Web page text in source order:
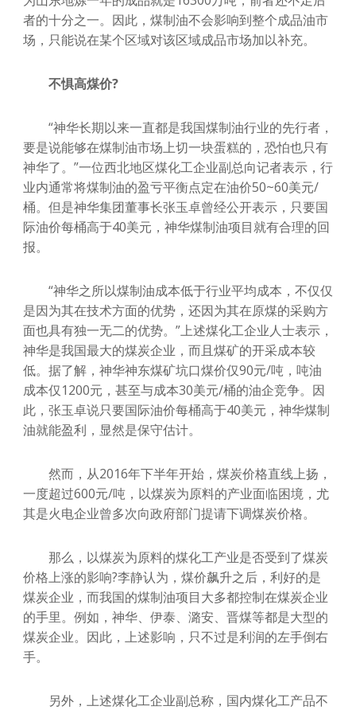
者的十分之一。因此，煤制油不会影响到整个成品油市
场，只能说在某个区域对该区域成品市场加以补充。
不惧高煤价?
“神华长期以来一直都是我国煤制油行业的先行者，
要是说能够在煤制油市场上切一块蛋糕的，恐怕也只有
神华了。”一位西北地区煤化工企业副总向记者表示，行
业内通常将煤制油的盈亏平衡点定在油价50~60美元/
桶。但是神华集团董事长张玉卓曾经公开表示，只要国
际油价每桶高于40美元，神华煤制油项目就有合理的回
报。
“神华之所以煤制油成本低于行业平均成本，不仅仅
是因为其在技术方面的优势，还因为其在原煤的采购方
面也具有独一无二的优势。”上述煤化工企业人士表示，
神华是我国最大的煤炭企业，而且煤矿的开采成本较
低。据了解，神华神东煤矿坑口煤价仅90元/吨，吨油
成本仅1200元，甚至与成本30美元/桶的油企竞争。因
此，张玉卓说只要国际油价每桶高于40美元，神华煤制
油就能盈利，显然是保守估计。
然而，从2016年下半年开始，煤炭价格直线上扬，
一度超过600元/吨，以煤炭为原料的产业面临困境，尤
其是火电企业曾多次向政府部门提请下调煤炭价格。
那么，以煤炭为原料的煤化工产业是否受到了煤炭
价格上涨的影响?李静认为，煤价飙升之后，利好的是
煤炭企业，而我国的煤制油项目大多都控制在煤炭企业
的手里。例如，神华、伊泰、潞安、晋煤等都是大型的
煤炭企业。因此，上述影响，只不过是利润的左手倒右
手。
另外，上述煤化工企业副总称，国内煤化工产品不